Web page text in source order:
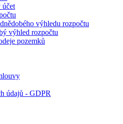
účet
výhledu rozpočtu
výhled rozpočtu
pozemků
údajů - GDPR